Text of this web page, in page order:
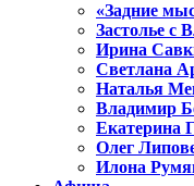
«Задние
Застолье с
Ирина
Светлана
Наталья
Владимир
Екатерина
Олег
Илона